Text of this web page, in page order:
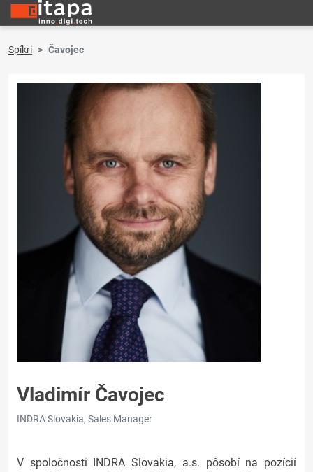
Spíkri Čavojec
Vladimír Čavojec
INDRA Slovakia, Sales Manager
V spoločnosti INDRA Slovakia, a.s. pôsobí na pozícií